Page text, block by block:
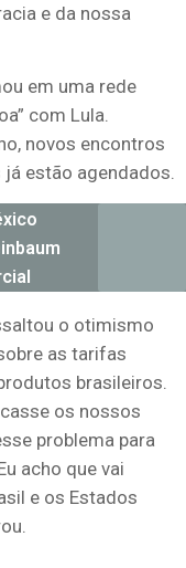
e da nossa
em uma rede
com Lula.
novos encontros
estão agendados.
o otimismo
as tarifas
brasileiros.
os nossos
problema para
acho que vai
e os Estados